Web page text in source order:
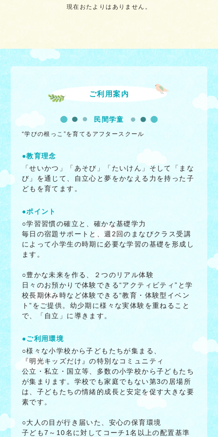
現在おたよりはありません。
ご利用案内
民間学童
“学びの根っこ”を育てるアフタースクール
●教育理念
「せいかつ」「あそび」「たいけん」そして「まな
び」を通じて、自立心と夢をかなえる力を持った子
どもを育てます。
●ポイント
○学習習慣の確立と、確かな基礎学力
毎日の宿題サポートと、週2回のまなびクラス受講
によって小学生の時期に必要な学習の基礎を形成し
ます。
○豊かな未来を作る、２つのリアル体験
日々のお預かりで体験できる“アクティビティ”と学
校長期休み時など体験できる“教育・体験型イベン
ト”をご提供。幼少期に様々な実体験を重ねること
で、「自立」に導きます。
●ご利用環境
○様々な小学校から子どもたちが集まる、
『明光キッズだけ』の特別なコミュニティ
公立・私立・国立等、多数の小学校から子どもたち
が集まります。学校でも家庭でもない第3の居場所
は、子どもたちの情緒的成長と安定を促す大きな要
素です。
○大人の目が行き届いた、安心の保育環境
子ども7～10名に対してコーチ1名以上の配置基準